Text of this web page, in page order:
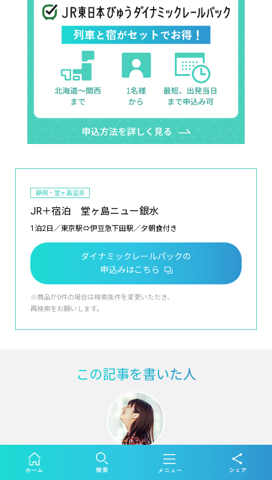
静岡・堂ヶ島温泉
JR＋宿泊 堂ヶ島ニュー銀水
1泊2日／東京駅⇔伊豆急下田駅／夕朝食付き
ダイナミックレールパックの
申込みはこちら
※商品が0件の場合は検索条件を変更いただき、
再検索をお願いします。
この記事を書いた人
片渕 ゆり